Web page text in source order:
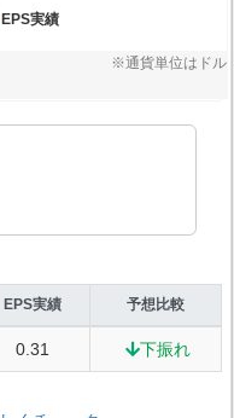
EPS実績
※通貨単位はドル
EPS実績 予想比較
0.31 下振れ